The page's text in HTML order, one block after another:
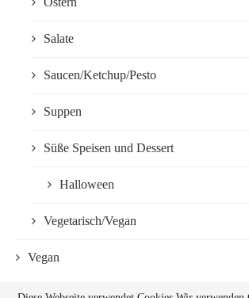
Salate
Saucen/Ketchup/Pesto
Suppen
Süße Speisen und Dessert
Halloween
Vegetarisch/Vegan
Vegan